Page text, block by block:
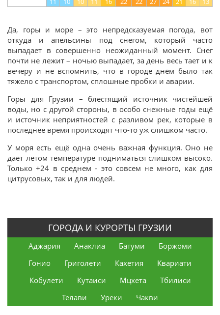
Да, горы и море – это непредсказуемая погода, вот
откуда и апельсины под снегом, который часто
выпадает в совершенно неожиданный момент. Снег
почти не лежит – ночью выпадает, за день весь тает и к
вечеру и не вспомнить, что в городе днём было так
тяжело с транспортом, сплошные пробки и аварии.
Горы для Грузии – блестящий источник чистейшей
воды, но с другой стороны, в особо снежные годы ещё
и источник неприятностей с разливом рек, которые в
последнее время происходят что-то уж слишком часто.
У моря есть ещё одна очень важная функция. Оно не
даёт летом температуре подниматься слишком высоко.
Только +24 в среднем - это совсем не много, как для
цитрусовых, так и для людей.
ГОРОДА И КУРОРТЫ ГРУЗИИ
Аджария Анаклиа Батуми
Боржоми
Гонио
Григолети Кахетия
Квариати
Кобулети
Кутаиси Мцхета
Тбилиси
Телави
Уреки Чакви